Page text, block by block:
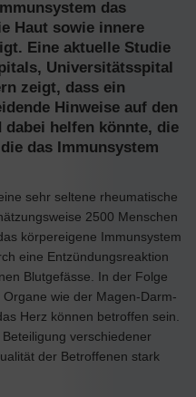
das
Haut sowie innere
Eine aktuelle Studie
Universitätsspital
zeigt, dass ein
Hinweise auf den
helfen könnte, die
das Immunsystem
sehr seltene rheumatische
2500 Menschen
körpereigene Immunsystem
eine Entzündungsreaktion
Blutgefässe. In der Folge
wie der Magen-Darm-
Herz können betroffen sein.
verschiedener
der Betroffenen stark